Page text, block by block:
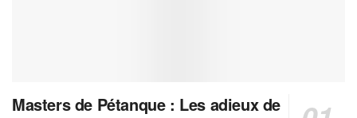
Masters de Pétanque : Les adieux de